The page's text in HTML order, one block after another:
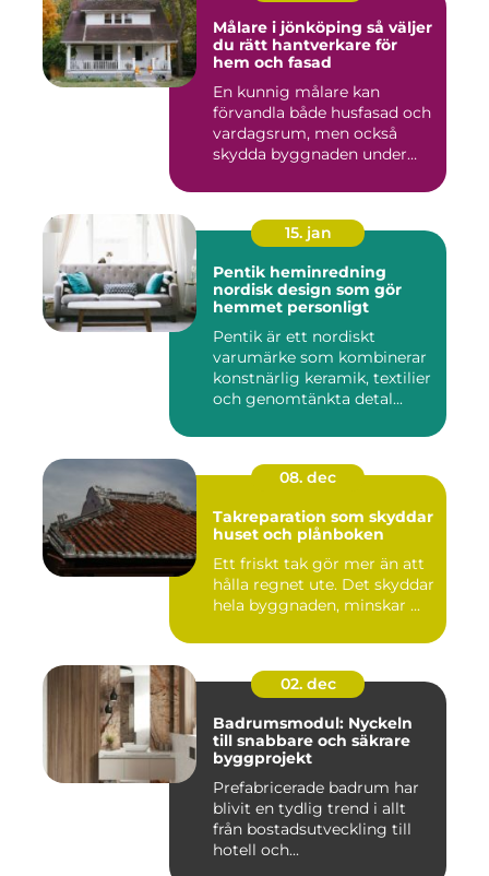
Målare i jönköping så väljer
du rätt hantverkare för
hem och fasad
En kunnig målare kan
förvandla både husfasad och
vardagsrum, men också
skydda byggnaden under
15. jan
Pentik heminredning
nordisk design som gör
hemmet personligt
Pentik är ett nordiskt
varumärke som kombinerar
konstnärlig keramik, textilier
och genomtänkta detal...
08. dec
Takreparation som skyddar
huset och plånboken
Ett friskt tak gör mer än att
hålla regnet ute. Det skyddar
hela byggnaden, minskar ...
02. dec
Badrumsmodul: Nyckeln
till snabbare och säkrare
byggprojekt
Prefabricerade badrum har
blivit en tydlig trend i allt
från bostadsutveckling till
hotell och...